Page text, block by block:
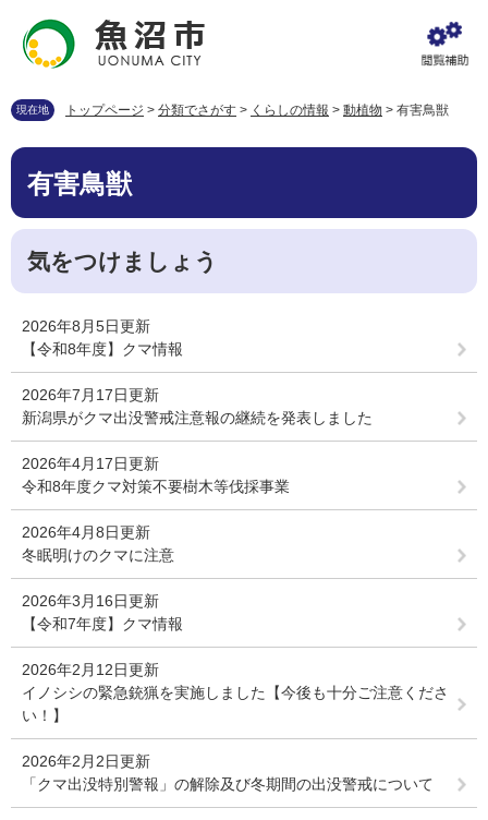
先
で
を
ば
本
文
現在地 トップページ > 分類でさがす > くらしの情報 > 動植物 > 有害鳥獣
本
有害鳥獣
気をつけましょう
2026年8月5日更新
【令和8年度】クマ情報
2026年7月17日更新
新潟県がクマ出没警戒注意報の継続を発表しました
2026年4月17日更新
令和8年度クマ対策不要樹木等伐採事業
2026年4月8日更新
冬眠明けのクマに注意
2026年3月16日更新
【令和7年度】クマ情報
2026年2月12日更新
イノシシの緊急銃猟を実施しました【今後も十分ご注意くださ
い！】
2026年2月2日更新
「クマ出没特別警報」の解除及び冬期間の出没警戒について